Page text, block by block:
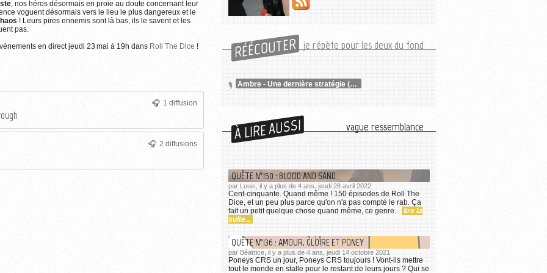
Plus d'informations sur l'utilisation des images...
, nos héros désormais en proie au doute concernant leur
voguent désormais vers le lieu le plus dangereux et le
! Leurs pires ennemis sont là bas, ils le savent et les
pas.
en direct jeudi 23 mai à 19h dans Roll The Dice !
1 diffusion
2 diffusions
RÉÉCOUTER je répète pour les deux du fond
Ambre - Une dernière stratégie (8/10)
À LIRE AUSSI vague ressemblance
QUÊTE N°150 : BLOOD AND SAND
par Louis, il y a plus de 4 ans, jeudi 28 avril 2022
Cent-cinquante. Quand même ! 150 épisodes de Roll The
Dice, et un peu plus parce qu'on n'a pas compté le rab. Ça
fait un petit quelque chose quand même, ce genre... lire la
suite...
QUÊTE N°136 : AMOUR, GLOIRE ET PONEY
par Béatrice, il y a plus de 4 ans, jeudi 14 octobre 2021
Poneys CRS un jour, Poneys CRS toujours ! Vont-ils mettre
tout le monde en stalle pour le restant de leurs jours ? Qui se